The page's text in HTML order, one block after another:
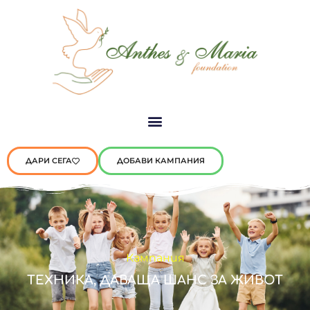
ДАРИ СЕГА ДОБАВИ КАМПАНИЯ
Кампания
TЕХНИКА, ДАВАЩА ШАНС ЗА ЖИВОТ